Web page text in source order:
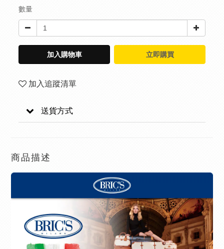
數量
加入購物車 立即購買
加入追蹤清單
送貨方式
商品描述